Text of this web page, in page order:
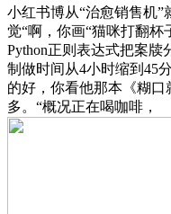
小红书博从“治愈销售机
觉“啊，你画“猫咪打翻杯
Python正则表达式把案牍
制做时间从4小时缩到45
的好，你看他那本《糊
多。“概况正在喝咖啡，